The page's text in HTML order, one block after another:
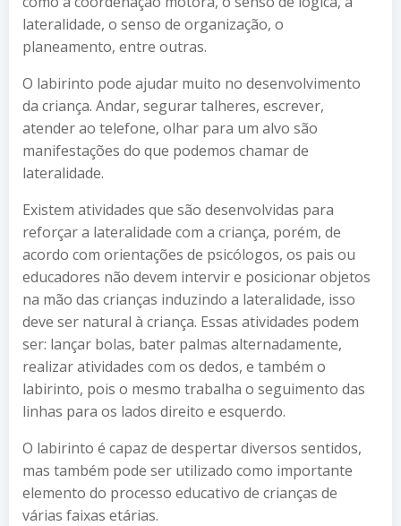
lateralidade, o senso de organização, o
planeamento, entre outras.
O labirinto pode ajudar muito no desenvolvimento
da criança. Andar, segurar talheres, escrever,
atender ao telefone, olhar para um alvo são
manifestações do que podemos chamar de
lateralidade.
Existem atividades que são desenvolvidas para
reforçar a lateralidade com a criança, porém, de
acordo com orientações de psicólogos, os pais ou
educadores não devem intervir e posicionar objetos
na mão das crianças induzindo a lateralidade, isso
deve ser natural à criança. Essas atividades podem
ser: lançar bolas, bater palmas alternadamente,
realizar atividades com os dedos, e também o
labirinto, pois o mesmo trabalha o seguimento das
linhas para os lados direito e esquerdo.
O labirinto é capaz de despertar diversos sentidos,
mas também pode ser utilizado como importante
elemento do processo educativo de crianças de
várias faixas etárias.